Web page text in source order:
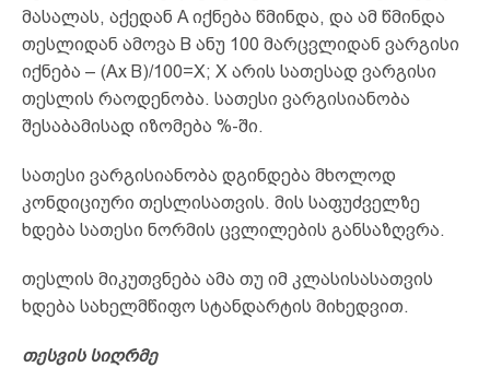
მასალას, აქედან A იქნება წმინდა, და ამ წმინდა
თესლიდან ამოვა B ანუ 100 მარცვლიდან ვარგისი
იქნება – (Ax B)/100=X; X არის სათესად ვარგისი
თესლის რაოდენობა. სათესი ვარგისიანობა
შესაბამისად იზომება %-ში.
სათესი ვარგისიანობა დგინდება მხოლოდ
კონდიციური თესლისათვის. მის საფუძველზე
ხდება სათესი ნორმის ცვლილების განსაზღვრა.
თესლის მიკუთვნება ამა თუ იმ კლასისასათვის
ხდება სახელმწიფო სტანდარტის მიხედვით.
თესვის სიღრმე